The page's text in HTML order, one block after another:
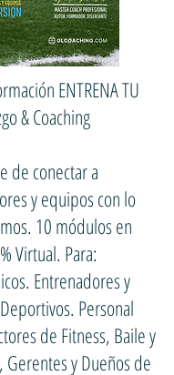
ENTRENA TU
& Coaching
de conectar a
y equipos con lo
10 módulos en
Virtual. Para:
Entrenadores y
Personal
de Fitness, Baile y
y Dueños de